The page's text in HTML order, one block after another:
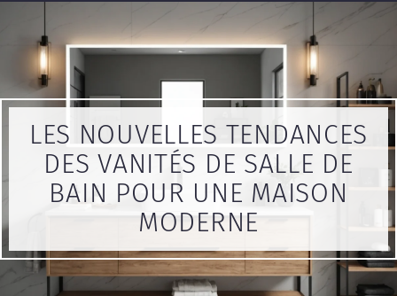
LES NOUVELLES TENDANCES
DES VANITÉS DE SALLE DE
BAIN POUR UNE MAISON
MODERNE